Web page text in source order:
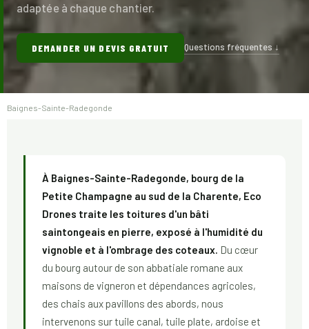
adaptée à chaque chantier.
DEMANDER UN DEVIS GRATUIT Questions fréquentes ↓
Baignes-Sainte-Radegonde
À Baignes-Sainte-Radegonde, bourg de la
Petite Champagne au sud de la Charente, Eco
Drones traite les toitures d'un bâti
saintongeais en pierre, exposé à l'humidité du
vignoble et à l'ombrage des coteaux. Du cœur
du bourg autour de son abbatiale romane aux
maisons de vigneron et dépendances agricoles,
des chais aux pavillons des abords, nous
intervenons sur tuile canal, tuile plate, ardoise et